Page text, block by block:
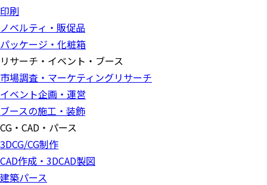
印刷
ノベルティ・販促品
パッケージ・化粧箱
リサーチ・イベント・ブース
市場調査・マーケティングリサーチ
イベント企画・運営
ブースの施工・装飾
CG・CAD・パース
3DCG/CG制作
CAD作成・3DCAD製図
建築パース